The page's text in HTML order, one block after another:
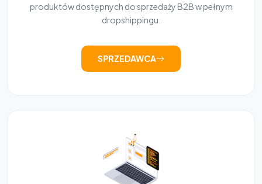
produktów dostępnych do sprzedaży B2B w pełnym
dropshippingu.
SPRZEDAWCA